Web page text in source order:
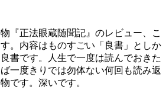
『正法眼蔵随聞記』のレビュー、こ
。内容はものすごい「良書」としか
書です。人生で一度は読んでおきた
一度きりでは勿体ない何回も読み返
です。深いです。